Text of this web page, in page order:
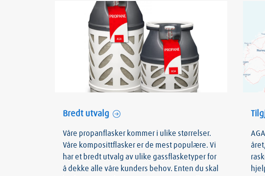
Bredt utvalg
Våre propanflasker kommer i ulike størrelser.
Våre komposittflasker er de mest populære. Vi
har et bredt utvalg av ulike gassflasketyper for
å dekke alle våre kunders behov. Enten du skal